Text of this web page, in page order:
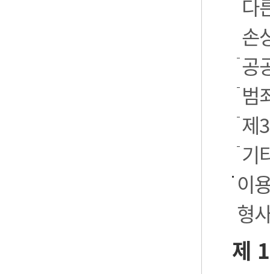
다
손
공
범
제
기
이
형
제